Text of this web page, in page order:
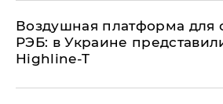
Воздушная платформа для
РЭБ: в Украине
Highline-T